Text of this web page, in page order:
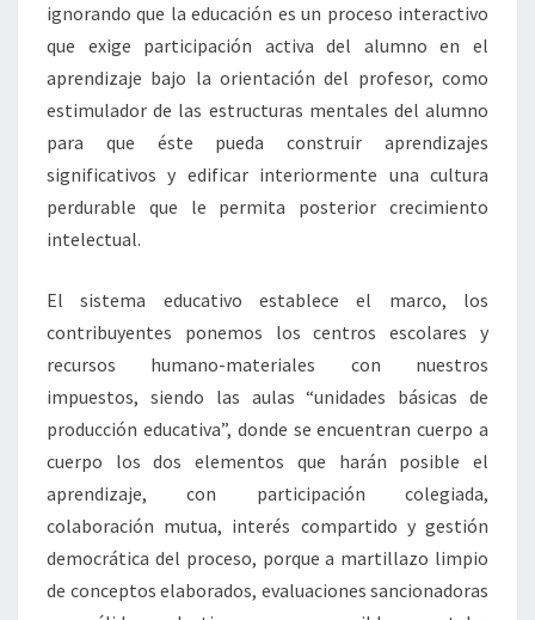
ignorando que la educación es un proceso interactivo
que exige participación activa del alumno en el
aprendizaje bajo la orientación del profesor, como
estimulador de las estructuras mentales del alumno
para que éste pueda construir aprendizajes
significativos y edificar interiormente una cultura
perdurable que le permita posterior crecimiento
intelectual.
El sistema educativo establece el marco, los
contribuyentes ponemos los centros escolares y
recursos humano-materiales con nuestros
impuestos, siendo las aulas “unidades básicas de
producción educativa”, donde se encuentran cuerpo a
cuerpo los dos elementos que harán posible el
aprendizaje, con participación colegiada,
colaboración mutua, interés compartido y gestión
democrática del proceso, porque a martillazo limpio
de conceptos elaborados, evaluaciones sancionadoras